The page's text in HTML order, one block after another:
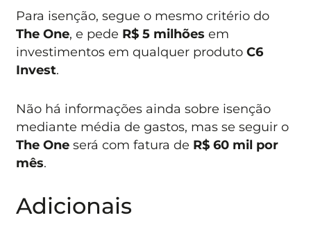
Para isenção, segue o mesmo critério do
The One, e pede R$ 5 milhões em
investimentos em qualquer produtoC6
Invest.
Não há informações ainda sobre isenção
mediante média de gastos, mas se seguir o
The One será com fatura de R$ 60 mil por
mês.
Adicionais